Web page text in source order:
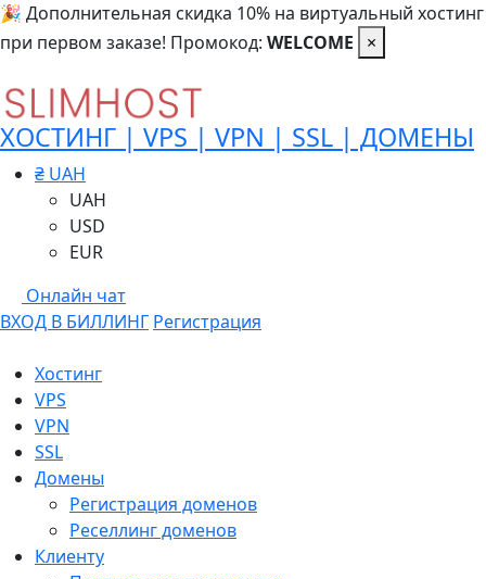
🎉 Дополнительная скидка 10% на виртуальный хостинг
при первом заказе! Промокод: WELCOME ×
ХОСТИНГ | VPS | VPN | SSL | ДОМЕНЫ
₴ UAH
UAH
USD
EUR
Онлайн чат
ВХОД В БИЛЛИНГ Регистрация
Хостинг
VPS
VPN
SSL
Домены
Регистрация доменов
Реселлинг доменов
Клиенту